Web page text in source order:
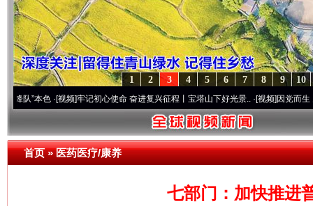
10
9
8
7
6
5
4
3
2
1
·[视频]牢记初心使命 奋进复兴征程丨宝塔山下好光景..·[视频]因党而生 为党而战
首页»医药医疗/康养
七部门：加快推进